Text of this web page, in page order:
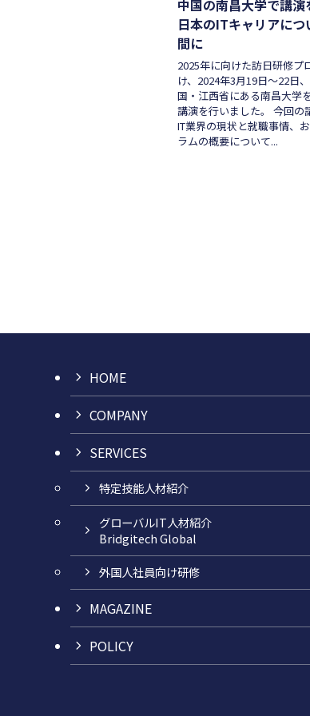
中国の南昌大学で講
日本のITキャリアに
間に
2025年に向けた訪日研修プ
け、2024年3月19日〜22日
国・江西省にある南昌大学
講演を行いました。 今回の
IT業界の現状と就職事情、
ラムの概要について...
HOME
COMPANY
SERVICES
特定技能人材紹介
グローバルIT人材紹介
Bridgitech Global
外国人社員向け研修
MAGAZINE
POLICY